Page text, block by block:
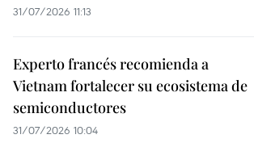
31/07/2026 11:13
Experto francés recomienda a
Vietnam fortalecer su ecosistema de
semiconductores
31/07/2026 10:04